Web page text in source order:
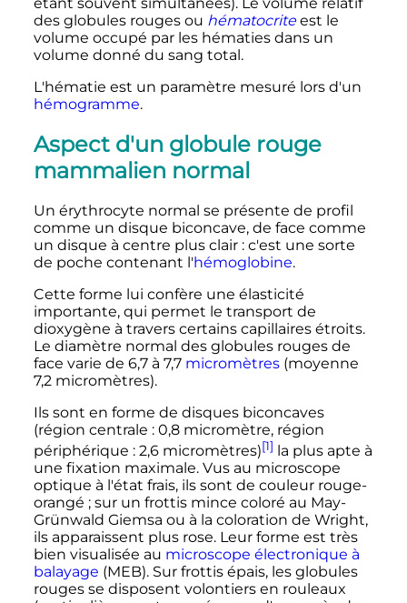
des globules rouges ou hématocriteest le
volume occupé par les hématies dans un
volume donné du sang total.
L'hématie est un paramètre mesuré lors d'un
hémogramme.
Aspect d'un globule rouge
mammalien normal
Un érythrocyte normal se présente de profil
comme un disque biconcave, de face comme
un disque à centre plus clair : c'est une sorte
de poche contenant l'hémoglobine.
Cette forme lui confère une élasticité
importante, qui permet le transport de
dioxygène à travers certains capillaires étroits.
Le diamètre normal des globules rouges de
face varie de 6,7 à 7,7 micromètres(moyenne
7,2 micromètres).
Ils sont en forme de disques biconcaves
(région centrale : 0,8 micromètre, région
périphérique : 2,6 micromètres)[1] la plus apte à
une fixation maximale. Vus au microscope
optique à l'état frais, ils sont de couleur rouge-
orangé ; sur un frottis mince coloré au May-
Grünwald Giemsa ou à la coloration de Wright,
ils apparaissent plus rose. Leur forme est très
bien visualisée au microscope électronique à
balayage (MEB). Sur frottis épais, les globules
rouges se disposent volontiers en rouleaux